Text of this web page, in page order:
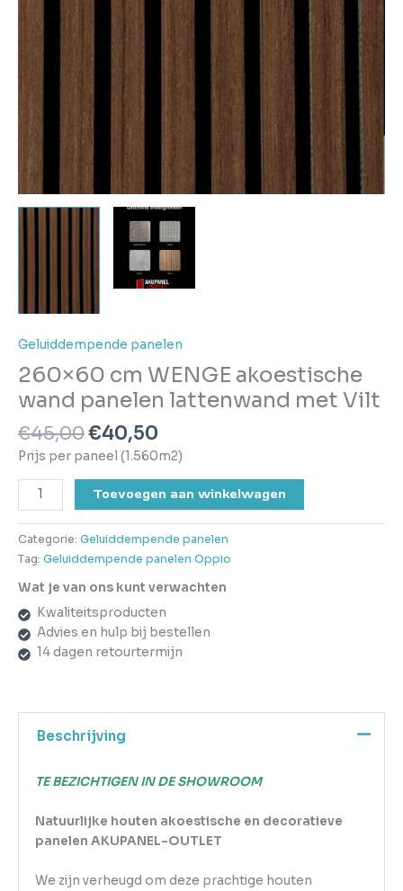
Geluiddempende panelen
260×60 cm WENGE akoestische
wand panelen lattenwand met Vilt
€45,00€40,50
Prijs per paneel (1.560m2)
Toevoegen aan winkelwagen
Categorie: Geluiddempende panelen
Tag: Geluiddempende panelen Oppio
Wat je van ons kunt verwachten
Kwaliteitsproducten
Advies en hulp bij bestellen
14 dagen retourtermijn
Beschrijving
TE BEZICHTIGEN IN DE SHOWROOM
Natuurlijke houten akoestische en decoratieve
panelen AKUPANEL-OUTLET
We zijn verheugd om deze prachtige houten